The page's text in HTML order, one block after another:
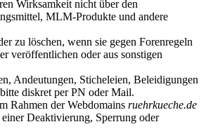
Wirksamkeit nicht über den
MLM-Produkte und andere
zu löschen, wenn sie gegen Forenregeln
veröffentlichen oder aus sonstigen
Andeutungen, Sticheleien, Beleidigungen
diskret per PN oder Mail.
Rahmen der Webdomains ruehrkueche.de
Deaktivierung, Sperrung oder